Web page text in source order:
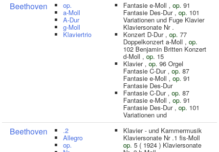
Beethoven op.
a-Moll
A-Dur
g-Moll
Klaviertrio
Fantasie e-Moll , op. 91
Fantasie Des-Dur ,op. 101
Variationen und Fuge Klavier
Klaviersonate Nr .
Konzert D-Dur , op. 77
Doppelkonzert a-Moll , op.
102 Benjamin Britten Konzert
d-Moll , op. 15
Klavier , op. 96 Orgel
Fantasie C-Dur , op. 87
Fantasie e-Moll , op. 91
Fantasie Des-Dur
Fantasie C-Dur , op. 87
Fantasie e-Moll , op. 91
Fantasie Des-Dur ,op. 101
Variationen und
Beethoven .2
Allegro
op.
Klavier - und Kammermusik
Klaviersonate Nr .1 fis-Moll
op. 5 ( 1924 ) Klaviersonate